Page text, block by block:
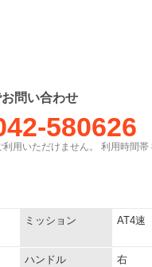
問い合わせ
580626
用いただけません。 利用時間帯
ミッション AT4速
ハンドル 右